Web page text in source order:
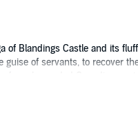
of Blandings Castle and its
of servants, to recover
an absconded Canadian